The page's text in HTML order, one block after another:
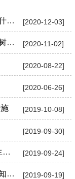
[2020-12-03]
[2020-11-02]
[2020-08-22]
[2020-06-26]
[2019-10-08]
[2019-09-30]
[2019-09-24]
[2019-09-19]